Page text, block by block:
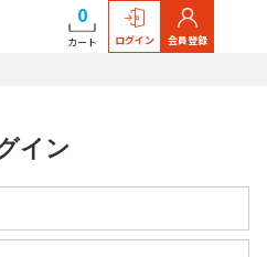
0
カート ログイン 会員登録
イン